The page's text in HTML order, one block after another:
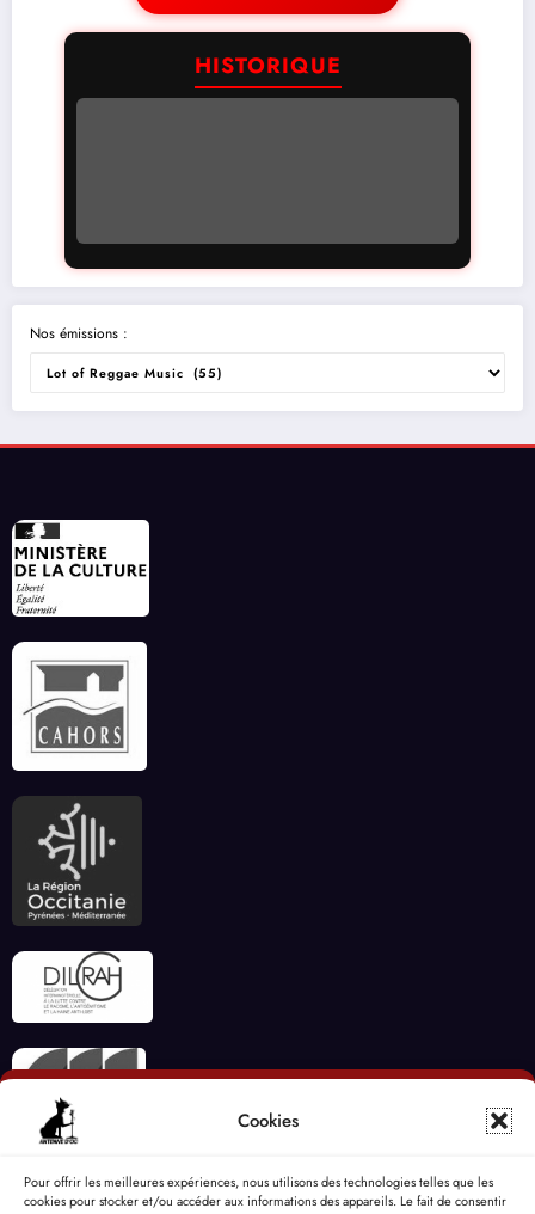
Cookies
Pour offrir les meilleures expériences, nous utilisons des technologies telles que les
cookies pour stocker et/ou accéder aux informations des appareils. Le fait de consentir
HISTORIQUE
Nos émissions :